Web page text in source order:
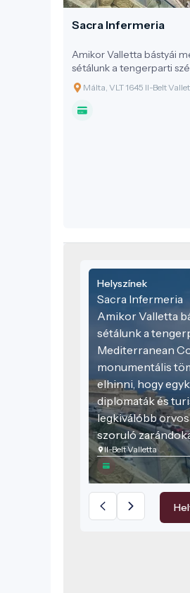
Sacra Infermeria
Amikor Valletta bástyái
sétálunk a tengerparti
Mediterranean
monumentális tömbje
elhinni, hogy egykor itt
Málta, VLT 1645 Il-Belt
Helyszínek
Sacra Infermeria
Amikor Valletta
sétálunk a
Mediterranean
monumentális
elhinni, hogy
diplomaták és
legkiválóbb
szoruló
mindennapjaikat.
vagyis a Szent
egy épület: ez a
humanitárius
óta hirdeti, hogy a
Il-Belt Valletta